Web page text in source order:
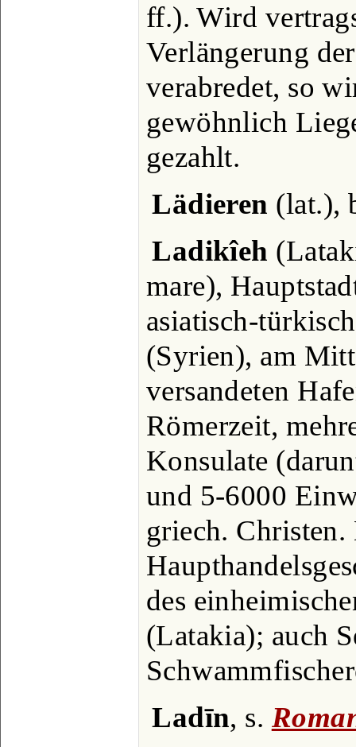
ff.). Wird
Verlängerung
verabredet, so
gewöhnlich
gezahlt.
Lädieren (lat.),
Ladikîeh
mare),
asiatisch-
(Syrien), am
versandeten
Römerzeit,
Konsulate
und 5-6000
griech. Christen.
des
(Latakia); auch
Ladīn, s.